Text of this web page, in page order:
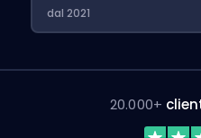
dal 2021
20.000+